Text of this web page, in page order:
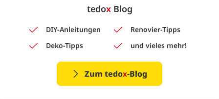
tedoxBlog
DIY-Anleitungen
Renovier-Tipps
Deko-Tipps
und vieles mehr!
Zum tedox-Blog